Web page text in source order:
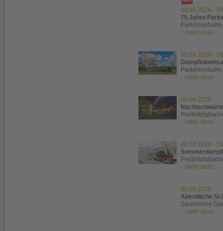
08.08.2026 -
75 Jahre
...mehr dazu
08.08.2026 -
...mehr dazu
08.08.2026
Preßnitztalbahn
...mehr dazu
08.08.2026 -
Sommerdampf
Preßnitztalbahn
...mehr dazu
08.08.2026
Abendliche
Sächsische
...mehr dazu